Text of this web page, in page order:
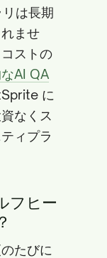
は長期
ませ
ストの
AI QA
に
なくス
ィプラ
フヒー
たびに